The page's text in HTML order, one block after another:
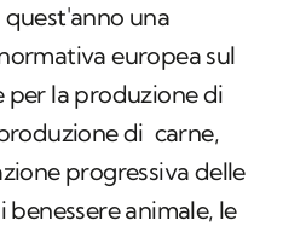
una
europea sul
per la produzione di
di carne,
progressiva delle
animale, le